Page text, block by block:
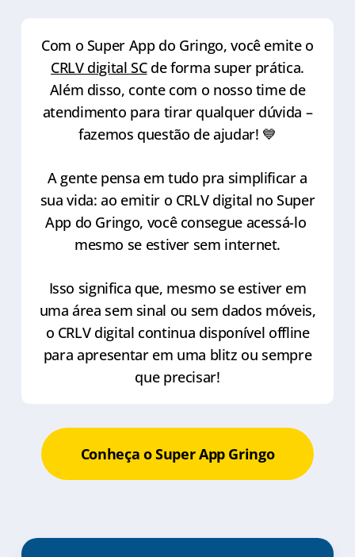
Com o Super App do Gringo, você emite o
CRLV digital SCde forma super prática.
Além disso, conte com o nosso time de
atendimento para tirar qualquer dúvida –
fazemos questão de ajudar! 💙
A gente pensa em tudo pra simplificar a
sua vida: ao emitir o CRLV digital no Super
App do Gringo, você consegue acessá-lo
mesmo se estiver sem internet.
Isso significa que, mesmo se estiver em
uma área sem sinal ou sem dados móveis,
o CRLV digital continua disponível offline
para apresentar em uma blitz ou sempre
que precisar!
Conheça o Super App Gringo